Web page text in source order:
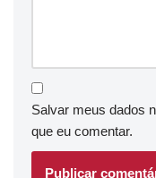
Salvar meus dados
que eu comentar.